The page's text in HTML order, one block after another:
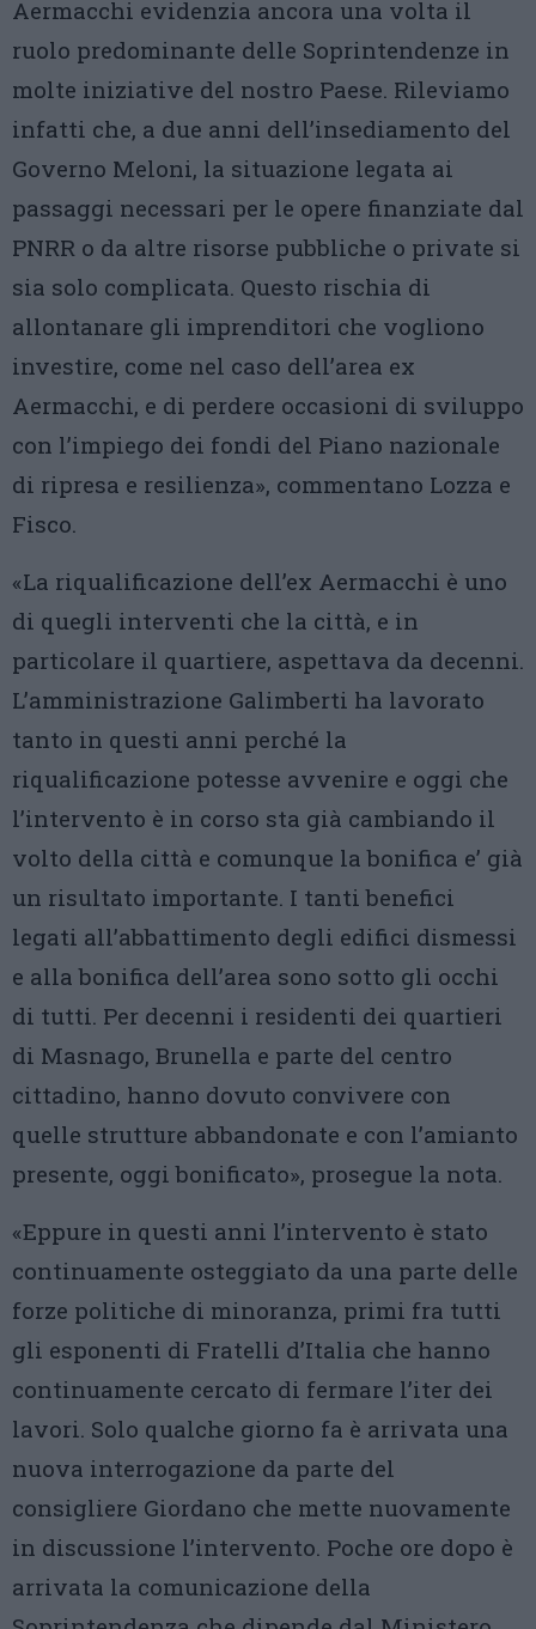
Aermacchi evidenzia ancora una volta il
ruolo predominante delle Soprintendenze in
molte iniziative del nostro Paese. Rileviamo
infatti che, a due anni dell’insediamento del
Governo Meloni, la situazione legata ai
passaggi necessari per le opere finanziate dal
PNRR o da altre risorse pubbliche o private si
sia solo complicata. Questo rischia di
allontanare gli imprenditori che vogliono
investire, come nel caso dell’area ex
Aermacchi, e di perdere occasioni di sviluppo
con l’impiego dei fondi del Piano nazionale
di ripresa e resilienza», commentano Lozza e
Fisco.
«La riqualificazione dell’ex Aermacchi è uno
di quegli interventi che la città, e in
particolare il quartiere, aspettava da decenni.
L’amministrazione Galimberti ha lavorato
tanto in questi anni perché la
riqualificazione potesse avvenire e oggi che
l’intervento è in corso sta già cambiando il
volto della città e comunque la bonifica e’ già
un risultato importante. I tanti benefici
legati all’abbattimento degli edifici dismessi
e alla bonifica dell’area sono sotto gli occhi
di tutti. Per decenni i residenti dei quartieri
di Masnago, Brunella e parte del centro
cittadino, hanno dovuto convivere con
quelle strutture abbandonate e con l’amianto
presente, oggi bonificato», prosegue la nota.
«Eppure in questi anni l’intervento è stato
continuamente osteggiato da una parte delle
forze politiche di minoranza, primi fra tutti
gli esponenti di Fratelli d’Italia che hanno
continuamente cercato di fermare l’iter dei
lavori. Solo qualche giorno fa è arrivata una
nuova interrogazione da parte del
consigliere Giordano che mette nuovamente
in discussione l’intervento. Poche ore dopo è
arrivata la comunicazione della